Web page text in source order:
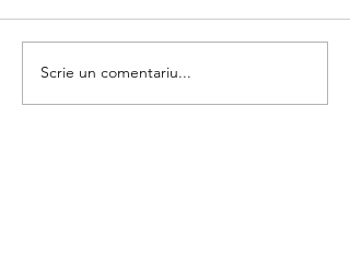
Matematica din umbră
Scrie un comentariu...